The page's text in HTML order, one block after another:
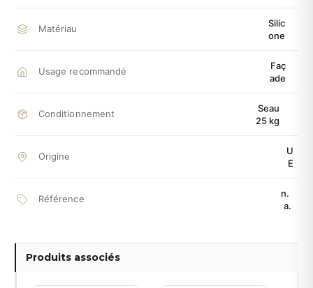
Matériau
Silic
one
Usage recommandé
Faç
ade
Conditionnement
Seau
25 kg
Origine
U
E
Référence
n.
a.
Produits associés